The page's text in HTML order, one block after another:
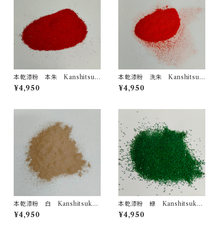
本乾漆粉 本朱 Kanshitsuk
o Urushi powder Red
¥4,950
本乾漆粉 洗朱 Kanshitsuk
o Urushi powder Orange
¥4,950
本乾漆粉 白 Kanshitsuko
Urushi powder Beige
¥4,950
本乾漆粉 緑 Kanshitsuko
Urushi powder Green
¥4,950